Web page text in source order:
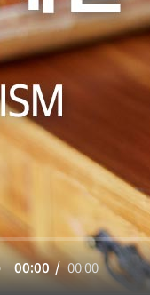
00:00 00:00